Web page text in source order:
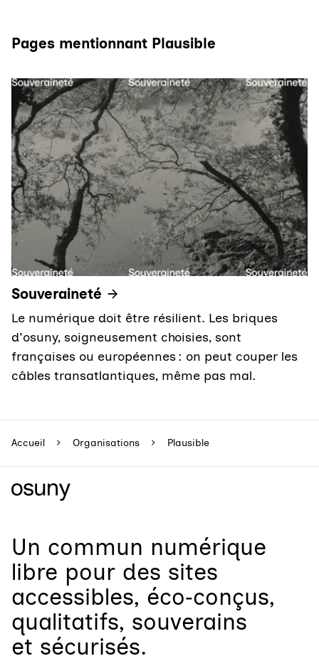
Pages mentionnant Plausible
Souveraineté
Le numérique doit être résilient. Les briques
d'osuny, soigneusement choisies, sont
françaises ou européennes : on peut couper les
câbles transatlantiques, même pas mal.
Accueil Organisations Plausible
Un commun numérique
libre pour des sites
accessibles, éco‑conçus,
qualitatifs, souverains
et sécurisés.